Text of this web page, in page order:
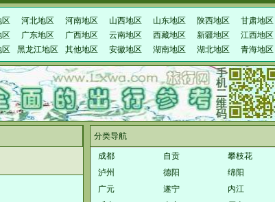
区 河北地区 河南地区 山西地区 山东地区 陕西地区
甘肃地区
区 广东地区 广西地区 云南地区 西藏地区 新疆地区
江西地区
区 黑龙江地区 其他地区 安徽地区 湖南地区 湖北地区 青海地区
分类导航
成都 自贡
攀枝花
泸州
德阳
绵阳
广元
遂宁
内江